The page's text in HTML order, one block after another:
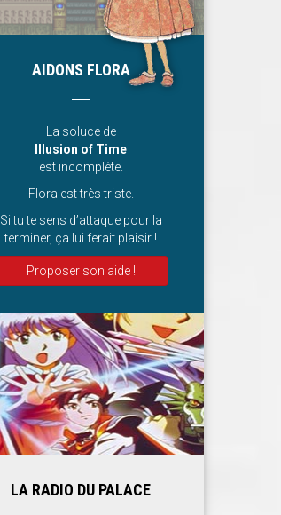
AIDONS FLORA
La soluce de
Illusion of Time
est incomplète.
Flora est très triste.
Si tu te sens d’attaque pour la
terminer, ça lui ferait plaisir !
Proposer son aide !
LA RADIO DU PALACE